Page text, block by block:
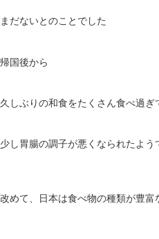
まだないとのことでした
帰国後から
久しぶりの和食をたくさん食べ過ぎ
少し胃腸の調子が悪くなられたよう
改めて、日本は食べ物の種類が豊